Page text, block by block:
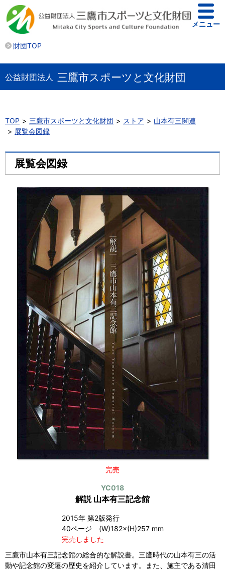
財団TOP
メニュー
公益財団法人 三鷹市スポーツと文化財団
TOP 三鷹市スポーツと文化財団 ストア
山本有三関連
展覧会図録
展覧会図録
完売
YC018
解説 山本有三記念館
2015年 第2版発行
40ページ (W)182×(H)257 mm
完売しました
三鷹市山本有三記念館の総合的な解説書。三鷹時代の山本有三の活
動や記念館の変遷の歴史を紹介しています。また、施主である清田